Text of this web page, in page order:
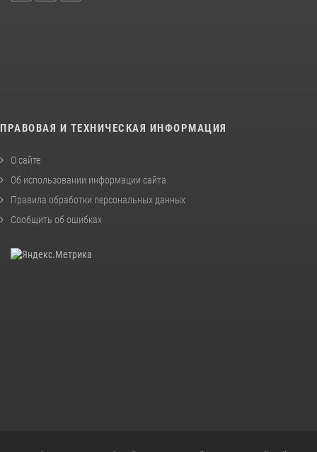
ПРАВОВАЯ И ТЕХНИЧЕСКАЯ ИНФОРМАЦИЯ
О сайте
Об использовании информации сайта
Правила обработки персональных данных
Сообщить об ошибках